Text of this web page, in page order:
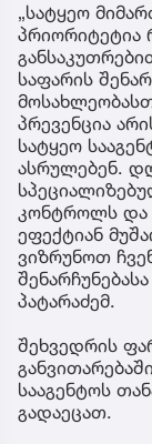
„სატყეო
პრიორიტეტია
საფარის
პრევენცია
სატყეო
ასრულებენ.
კონტროლს და
ეფექტიან
ვიზრუნოთ
პატარაძემ.
შეხვედრის
სააგენტოს
გადაეცათ.